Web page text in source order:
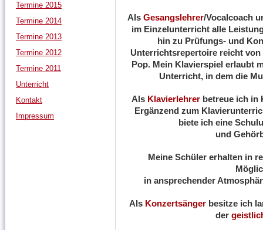
Termine 2015
Termine 2014
Termine 2013
Termine 2012
Termine 2011
Unterricht
Kontakt
Impressum
Als Gesangslehrer/Vocalcoach
im Einzelunterricht alle
hin zu Prüfungs- und
Unterrichtsrepertoire reicht
Pop. Mein Klavierspiel erlaubt
Unterricht, in dem die
Als Klavierlehrer betreue ich in
Ergänzend zum
biete ich eine
und
Meine Schüler erhalten in
in ansprechender
Als Konzertsänger besitze ich
der